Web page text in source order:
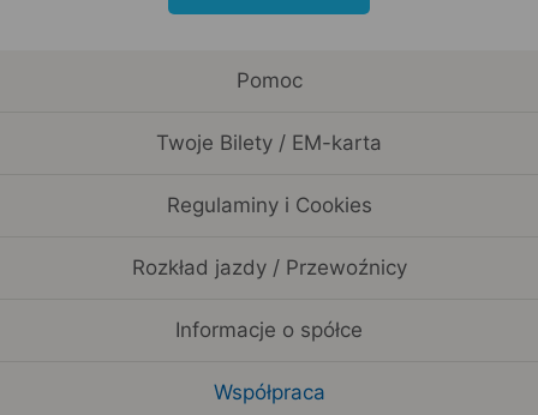
Pomoc
Twoje Bilety / EM-karta
Regulaminy i Cookies
Rozkład jazdy / Przewoźnicy
Informacje o spółce
Współpraca